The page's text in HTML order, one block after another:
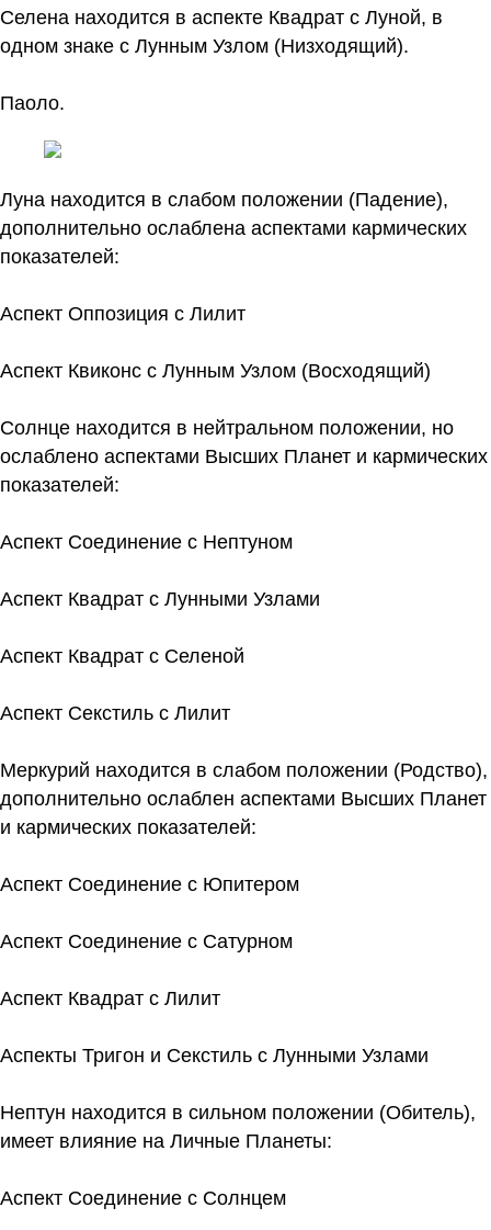
Селена находится в аспекте Квадрат с Луной, в
одном знаке с Лунным Узлом (Низходящий).
Паоло.
Луна находится в слабом положении (Падение),
дополнительно ослаблена аспектами кармических
показателей:
Аспект Оппозиция с Лилит
Аспект Квиконс с Лунным Узлом (Восходящий)
Солнце находится в нейтральном положении, но
ослаблено аспектами Высших Планет и кармических
показателей:
Аспект Соединение с Нептуном
Аспект Квадрат с Лунными Узлами
Аспект Квадрат с Селеной
Аспект Секстиль с Лилит
Меркурий находится в слабом положении (Родство),
дополнительно ослаблен аспектами Высших Планет
и кармических показателей:
Аспект Соединение с Юпитером
Аспект Соединение с Сатурном
Аспект Квадрат с Лилит
Аспекты Тригон и Секстиль с Лунными Узлами
Нептун находится в сильном положении (Обитель),
имеет влияние на Личные Планеты:
Аспект Соединение с Солнцем